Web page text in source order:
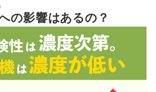
の影響はあるの？